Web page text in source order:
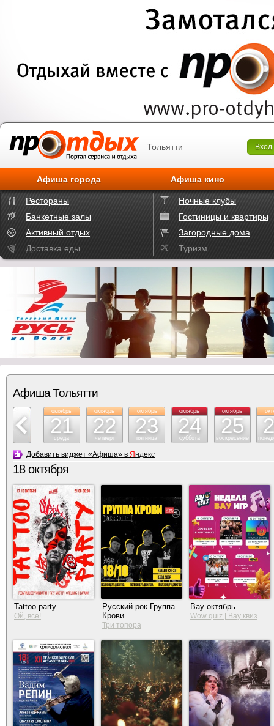
Тольятти Вход
Афиша города Афиша кино
Рестораны
Ночные клубы
Банкетные залы
Гостиницы и квартиры
Активный отдых
Загородные дома
Доставка еды
Туризм
Афиша Тольятти
20
октябрь
21
среда
октябрь
22
четверг
октябрь
23
пятница
октябрь
24
суббота
октябрь
25
воскресение
Добавить виджет «Афиша» в Яндекс
18 октября
Tattoo party
Ой, все!
Русский рок Группа
Крови
Три топора
Вау октябрь
Wow quiz | Вау квиз